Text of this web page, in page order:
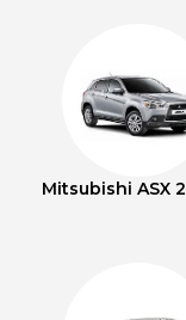
Mitsubishi ASX